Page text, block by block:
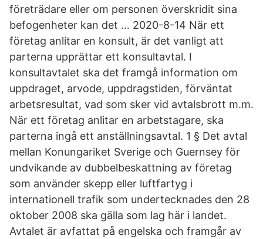
företrädare eller om personen överskridit sina
befogenheter kan det … 2020-8-14 När ett
företag anlitar en konsult, är det vanligt att
parterna upprättar ett konsultavtal. I
konsultavtalet ska det framgå information om
uppdraget, arvode, uppdragstiden, förväntat
arbetsresultat, vad som sker vid avtalsbrott m.m.
När ett företag anlitar en arbetstagare, ska
parterna ingå ett anställningsavtal. 1 § Det avtal
mellan Konungariket Sverige och Guernsey för
undvikande av dubbelbeskattning av företag
som använder skepp eller luftfartyg i
internationell trafik som undertecknades den 28
oktober 2008 ska gälla som lag här i landet.
Avtalet är avfattat på engelska och framgår av